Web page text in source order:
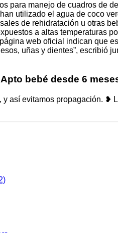
para manejo de cuadros de
utilizado el agua de coco
de rehidratación u otras
a altas temperaturas
web oficial indican que
uñas y dientes”, escribió
bebé desde 6
así evitamos propagación. ❥